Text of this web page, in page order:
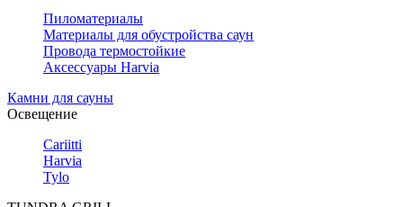
Пиломатериалы
Материалы для обустройства саун
Провода термостойкие
Аксессуары Harvia
Камни для сауны
Освещение
Cariitti
Harvia
Tylo